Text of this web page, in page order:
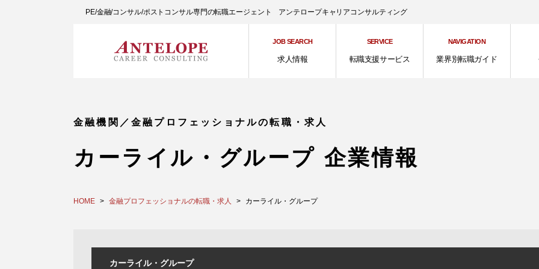
PE/金融/コンサル/ポストコンサル専門の転職エージェント アンテロープキャリアコンサルティング
JOB SEARCH
求人情報
SERVICE
転職支援サービス
NAVIGATION
業界別転職ガイド
金融機関／金融プロフェッショナルの転職・求人
カーライル・グループ 企業情報
HOME 金融プロフェッショナルの転職・求人 カーライル・グループ
カーライル・グループ